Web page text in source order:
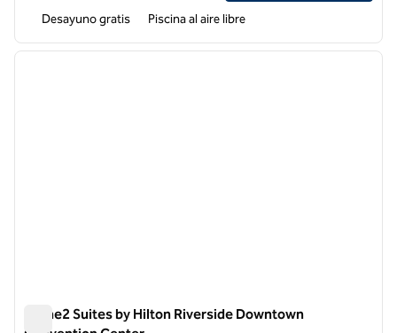
Desayuno gratis Piscina al aire libre
1 de 12
Home2 Suites by Hilton Riverside Downtown